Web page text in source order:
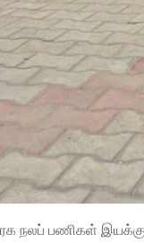
நலப் பணிகள்